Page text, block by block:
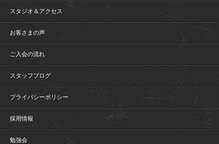
スタジオ＆アクセス
お客さまの声
ご入会の流れ
スタッフブログ
プライバシーポリシー
採用情報
勉強会